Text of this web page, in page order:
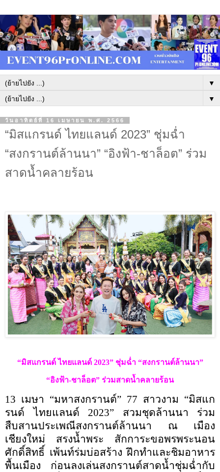
▼
▼
วันอาทิตย์ที่ 16 เมษายน พ.ศ. 2566
“มิสแกรนด์ ไทยแลนด์ 2023” ชุ่มฉ่ำ
“สงกรานต์ล้านนา” “อิงฟ้า-ชาล็อต” ร่วม
สาดน้ำคลายร้อน
“มิสแกรนด์ ไทยแลนด์2023” ชุ่มฉ่ำ“สงกรานต์ล้านนา”
“อิงฟ้า-ชาล็อต” ร่วมสาดน้ำคลายร้อน
13 เมษา “มหาสงกรานต์” 77 สาวงาม “มิสแก
รนด์ ไทยแลนด์ 2023” สวมชุดล้านนา ร่วม
สืบสานประเพณีสงกรานต์ล้านนา ณ เมือง
เชียงใหม่ สรงน้ำพระ สักการะขอพรพระนอน
ศักดิ์สิทธิ์ เพ้นท์ร่มบ่อสร้าง ฝึกทำและชิมอาหาร
พื้นเมือง
ก่อนลงเล่นสงกรานต์สาดน้ำชุ่มฉ่ำกับ